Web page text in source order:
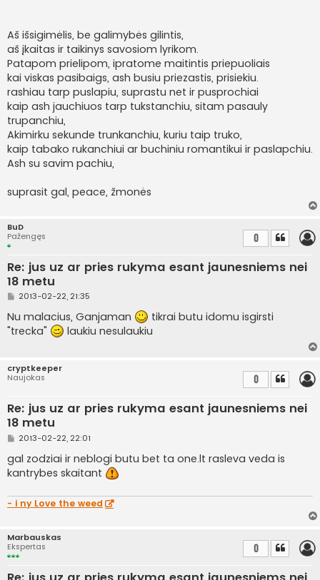
Aš išsigimėlis, be galimybės gilintis,
aš įkaitas ir taikinys savosiom lyrikom.
Patapom prielipom, ipratome maitintis priepuoliais
kai viskas pasibaigs, ash busiu priezastis, prisiekiu.
rashiau tarp puslapiu, suprastu net ir pusprochiai
kaip ash jauchiuos tarp tukstanchiu, sitam pasauly
trupanchiu,
Akimirku sekunde trunkanchiu, kuriu taip truko,
kaip tabako rukanchiui ar buchiniu romantikui ir paslapchiu.
Ash su savim pachiu,
suprasit gal, peace, žmonės
BuD
Pažengęs
Re: jus uz ar pries rukyma esant jaunesniems nei
18 metu
0
S
a
n
d
i
n
2013-02-22, 21:35
Nu malacius, Ganjaman
tikrai butu idomu isgirsti
"trecka"
laukiu nesulaukiu
cryptkeeper
Naujokas
Re: jus uz ar pries rukyma esant jaunesniems nei
18 metu
0
S
a
n
d
t
i
2013-02-22, 22:01
gal zodziai ir neblogi butu bet ta one.lt rasleva veda is
kantrybes skaitant
- i ny Love the weed
Marbauskas
Ekspertas
0